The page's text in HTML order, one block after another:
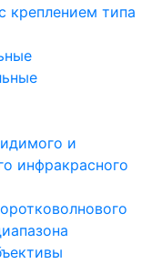
креплением типа
и
инфракрасного